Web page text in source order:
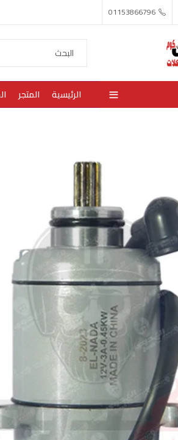
01153866796
الرئيسية المتجر